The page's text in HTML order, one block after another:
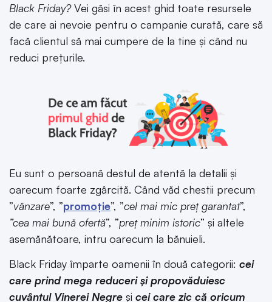
Black Friday?Vei găsi în acest ghid toate resursele
de care ai nevoie pentru o campanie curată, care să
facă clientul să mai cumpere de la tine și când nu
reduci prețurile.
Eu sunt o persoană destul de atentă la detalii și
oarecum foarte zgârcită. Când văd chestii precum
”vânzare”, ”promoție”, ”cel mai mic preț garantat”,
”cea mai bună ofertă”, ”preț minim istoric” și altele
asemănătoare, intru oarecum la bănuieli.
Black Friday împarte oamenii în două categorii: cei
care prind mega reduceri și propovăduiesc
cuvântul Vinerei Negre și cei care zic că oricum